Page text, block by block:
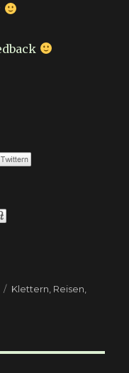
Kategorien
Klettern Reisen